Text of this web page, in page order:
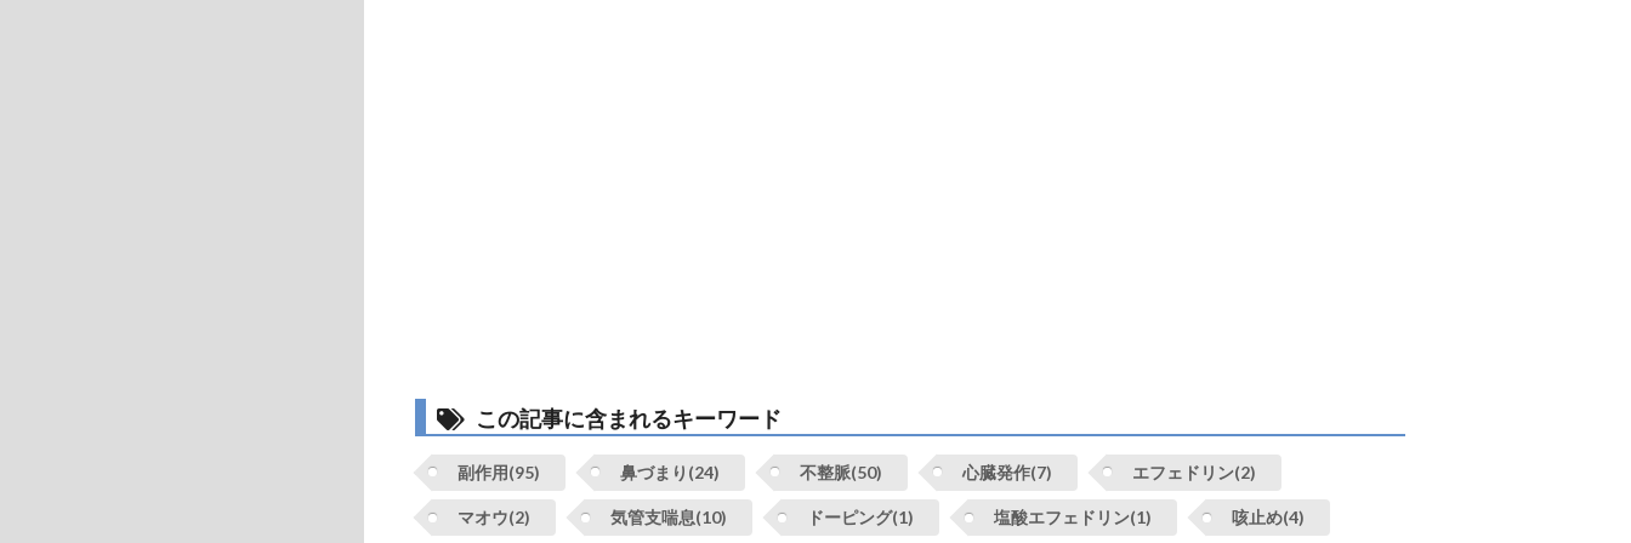
この記事に含まれるキーワード
副作用(95) 鼻づまり(24) 不整脈(50) 心臓発作(7) エフェドリン(2)
マオウ(2) 気管支喘息(10) ドーピング(1) 塩酸エフェドリン(1) 咳止め(4)